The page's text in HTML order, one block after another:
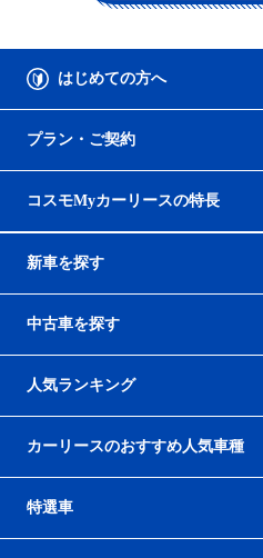
はじめての方へ
プラン・ご契約
コスモMyカーリースの特長
新車を探す
中古車を探す
人気ランキング
カーリースのおすすめ人気車種
特選車